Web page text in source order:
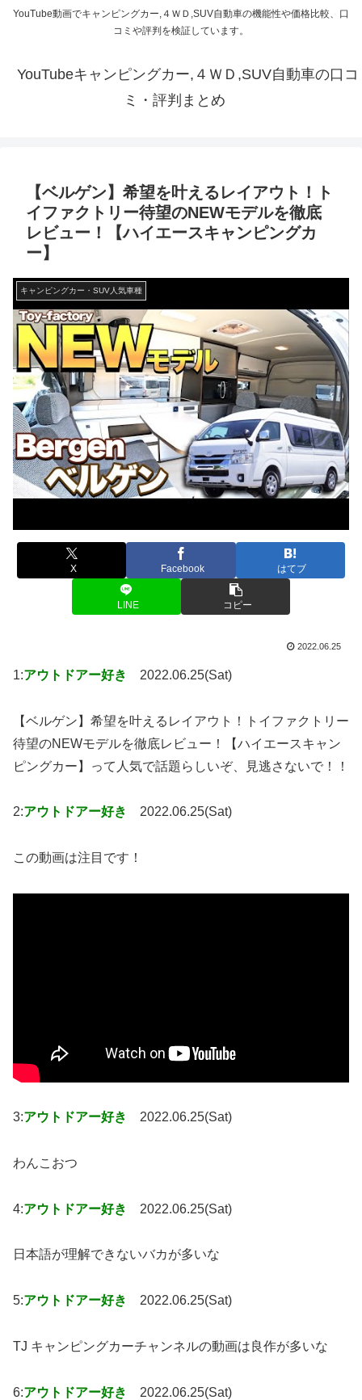
YouTube動画でキャンピングカー,４ＷＤ,SUV自動車の機能性や価格比較、口
コミや評判を検証しています。
YouTubeキャンピングカー,４ＷＤ,SUV自動車の口コ
ミ・評判まとめ
【ベルゲン】希望を叶えるレイアウト！ト
イファクトリー待望のNEWモデルを徹底
レビュー！【ハイエースキャンピングカ
ー】
キャンピングカー・SUV人気車種
X Facebook はてブ
LINE コピー
2022.06.25
1:アウトドアー好き 2022.06.25(Sat)
【ベルゲン】希望を叶えるレイアウト！トイファクトリー
待望のNEWモデルを徹底レビュー！【ハイエースキャン
ピングカー】って人気で話題らしいぞ、見逃さないで！！
2:アウトドアー好き 2022.06.25(Sat)
この動画は注目です！
3:アウトドアー好き 2022.06.25(Sat)
わんこおつ
4:アウトドアー好き 2022.06.25(Sat)
日本語が理解できないバカが多いな
5:アウトドアー好き 2022.06.25(Sat)
TJ キャンピングカーチャンネルの動画は良作が多いな
6:アウトドアー好き 2022.06.25(Sat)